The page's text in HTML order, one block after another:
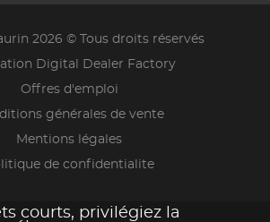
2026 © Tous droits réservés
Digital Dealer Factory
Offres d'emploi
générales de vente
Mentions légales
de confidentialite
courts, privilégiez la